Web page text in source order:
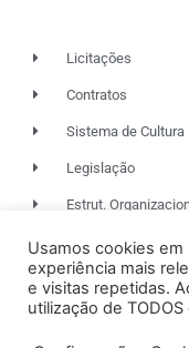
Licitações
Contratos
Sistema de Cultura
Legislação
Estrut.
© 2026.
Usamos cookies
experiência mais
e visitas repetidas.
utilização de